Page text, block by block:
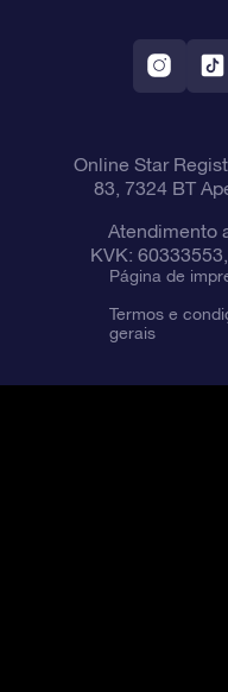
Aplicativo RV
Constelações
Online Star
83, 7324 BT
Atendimento
KVK:
Página de
Termos e
gerais